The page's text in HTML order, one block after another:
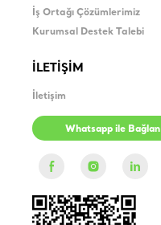
İş Ortağı Çözümlerimiz
Kurumsal Destek Talebi
İLETİŞİM
İletişim
Whatsapp ile Bağlan